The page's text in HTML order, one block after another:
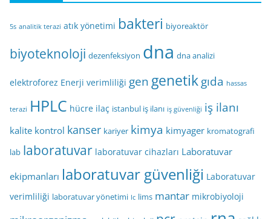
5s analitik terazi atık yönetimi bakteri biyoreaktör
biyoteknoloji dezenfeksiyon dna dna analizi
elektroforez Enerji verimliliği gen genetikgıda hassas
terazi HPLC hücre ilaç istanbul iş ilanı iş güvenliği iş ilanı
kalite kontrol kanser kariyer kimya kimyager kromatografi
lab laboratuvar laboratuvar cihazları Laboratuvar
ekipmanları laboratuvar güvenliği Laboratuvar
verimliliği laboratuvar yönetimi lc lims mantar mikrobiyoloji